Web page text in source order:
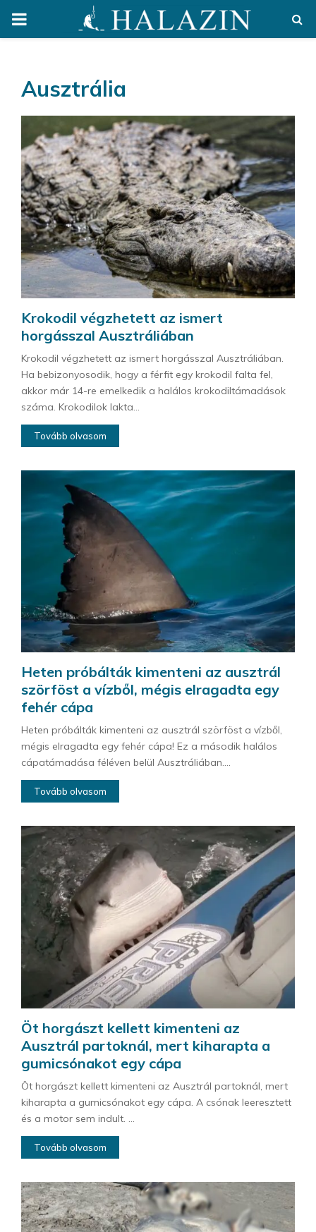
PRIMARY
Ausztrália
Krokodil végzhetett az ismert
horgásszal Ausztráliában
Krokodil végzhetett az ismert horgásszal Ausztráliában.
Ha bebizonyosodik, hogy a férfit egy krokodil falta fel,
akkor már 14-re emelkedik a halálos krokodiltámadások
száma. Krokodilok lakta...
Tovább olvasom
Heten próbálták kimenteni az ausztrál
szörföst a vízből, mégis elragadta egy
fehér cápa
Heten próbálták kimenteni az ausztrál szörföst a vízből,
mégis elragadta egy fehér cápa! Ez a második halálos
cápatámadása féléven belül Ausztráliában....
Tovább olvasom
Öt horgászt kellett kimenteni az
Ausztrál partoknál, mert kiharapta a
gumicsónakot egy cápa
Öt horgászt kellett kimenteni az Ausztrál partoknál, mert
kiharapta a gumicsónakot egy cápa. A csónak leeresztett
és a motor sem indult. ...
Tovább olvasom